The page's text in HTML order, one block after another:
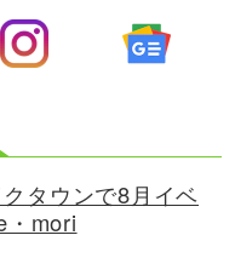
クタウンで8月イベ
mori